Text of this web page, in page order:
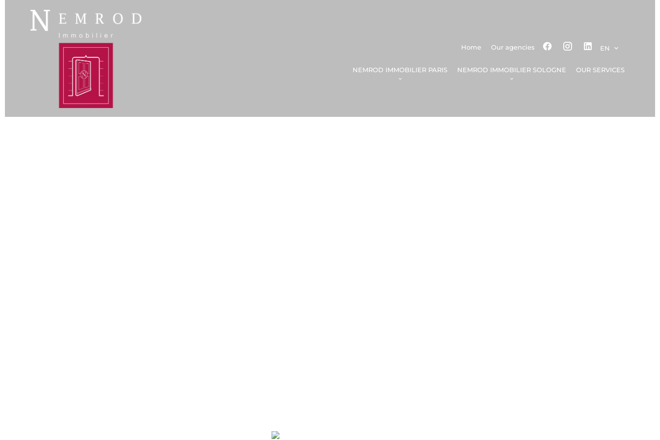
Home Our agencies EN
NEMROD IMMOBILIER PARIS NEMROD IMMOBILIER SOLOGNE OUR SERVICES